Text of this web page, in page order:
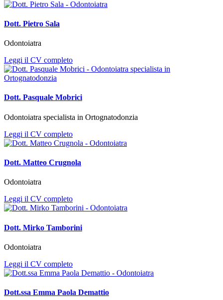
Dott. Pietro Sala
Odontoiatra
Leggi il CV completo
Dott. Pasquale Mobrici
Odontoiatra specialista in Ortognatodonzia
Leggi il CV completo
Dott. Matteo Crugnola
Odontoiatra
Leggi il CV completo
Dott. Mirko Tamborini
Odontoiatra
Leggi il CV completo
Dott.ssa Emma Paola Demattio